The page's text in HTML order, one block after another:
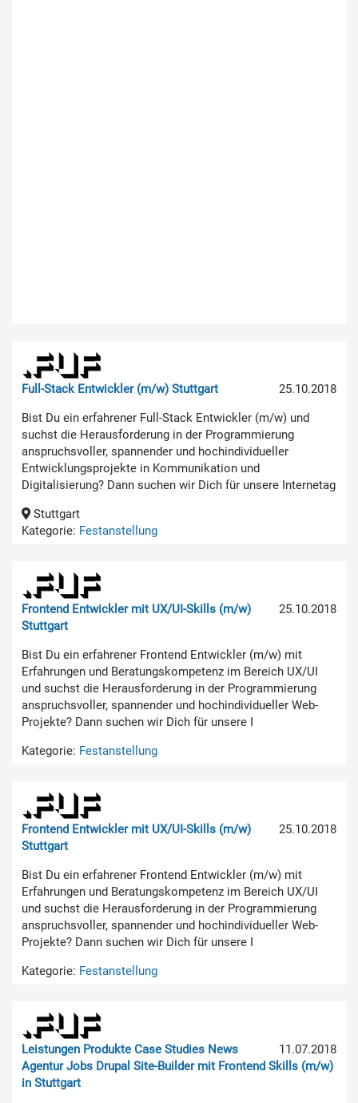
25.10.2018
Full-Stack Entwickler (m/w) Stuttgart
Bist Du ein erfahrener Full-Stack Entwickler (m/w) und
suchst die Herausforderung in der Programmierung
anspruchsvoller, spannender und hochindividueller
Entwicklungsprojekte in Kommunikation und
Digitalisierung? Dann suchen wir Dich für unsere Internetag
Stuttgart
Kategorie: Festanstellung
25.10.2018
Frontend Entwickler mit UX/UI-Skills (m/w)
Stuttgart
Bist Du ein erfahrener Frontend Entwickler (m/w) mit
Erfahrungen und Beratungskompetenz im Bereich UX/UI
und suchst die Herausforderung in der Programmierung
anspruchsvoller, spannender und hochindividueller Web-
Projekte? Dann suchen wir Dich für unsere I
Kategorie: Festanstellung
25.10.2018
Frontend Entwickler mit UX/UI-Skills (m/w)
Stuttgart
Bist Du ein erfahrener Frontend Entwickler (m/w) mit
Erfahrungen und Beratungskompetenz im Bereich UX/UI
und suchst die Herausforderung in der Programmierung
anspruchsvoller, spannender und hochindividueller Web-
Projekte? Dann suchen wir Dich für unsere I
Kategorie: Festanstellung
11.07.2018
Leistungen Produkte Case Studies News
Agentur Jobs Drupal Site-Builder mit Frontend Skills (m/w)
in Stuttgart